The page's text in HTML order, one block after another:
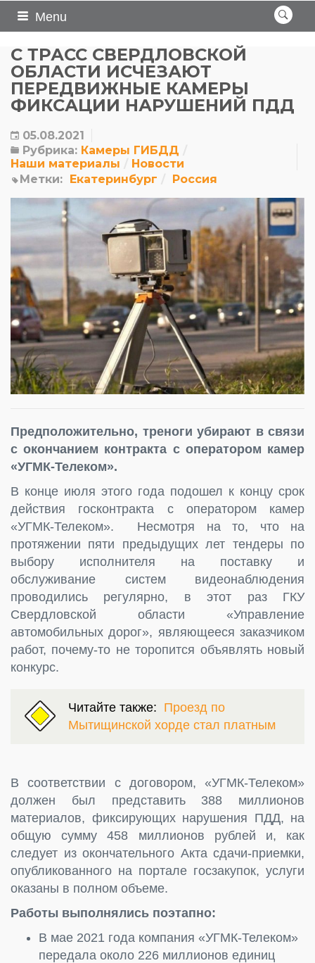
Menu
С ТРАСС CВЕРДЛОВСКОЙ
ОБЛАСТИ ИСЧЕЗАЮТ
ПЕРЕДВИЖНЫЕ КАМЕРЫ
ФИКСАЦИИ НАРУШЕНИЙ ПДД
05.08.2021
Рубрика: Камеры ГИБДД
Наши материалы
Новости
Метки: Екатеринбург Россия
Предположительно, треноги убирают в связи
с окончанием контракта с оператором камер
«УГМК-Телеком».
В конце июля этого года подошел к концу срок
действия госконтракта с оператором камер
«УГМК-Телеком». Несмотря на то, что на
протяжении пяти предыдущих лет тендеры по
выбору исполнителя на поставку и
обслуживание систем видеонаблюдения
проводились регулярно, в этот раз ГКУ
Свердловской области «Управление
автомобильных дорог», являющееся заказчиком
работ, почему-то не торопится объявлять новый
конкурс.
Читайте также: Проезд по
Мытищинской хорде стал платным
В соответствии с договором, «УГМК-Телеком»
должен был представить 388 миллионов
материалов, фиксирующих нарушения ПДД, на
общую сумму 458 миллионов рублей и, как
следует из окончательного Акта сдачи-приемки,
опубликованного на портале госзакупок, услуги
оказаны в полном объеме.
Работы выполнялись поэтапно:
В мае 2021 года компания «УГМК-Телеком»
передала около 226 миллионов единиц